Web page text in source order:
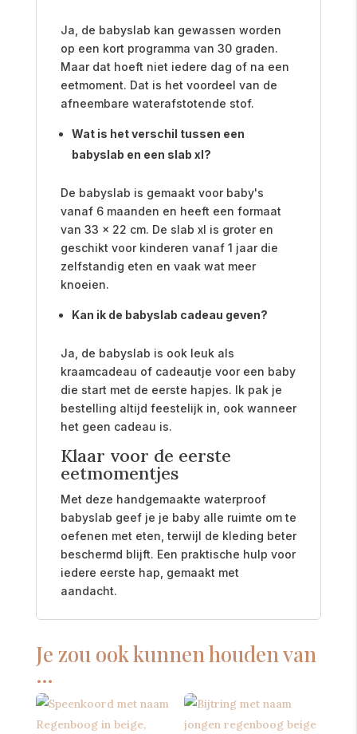
Ja, de babyslab kan gewassen worden
op een kort programma van 30 graden.
Maar dat hoeft niet iedere dag of na een
eetmoment. Dat is het voordeel van de
afneembare waterafstotende stof.
Wat is het verschil tussen een
babyslab en een slab xl?
De babyslab is gemaakt voor baby's
vanaf 6 maanden en heeft een formaat
van 33 x 22 cm. De slab xl is groter en
geschikt voor kinderen vanaf 1 jaar die
zelfstandig eten en vaak wat meer
knoeien.
Kan ik de babyslab cadeau geven?
Ja, de babyslab is ook leuk als
kraamcadeau of cadeautje voor een baby
die start met de eerste hapjes. Ik pak je
bestelling altijd feestelijk in, ook wanneer
het geen cadeau is.
Klaar voor de eerste
eetmomentjes
Met deze handgemaakte waterproof
babyslab geef je je baby alle ruimte om te
oefenen met eten, terwijl de kleding beter
beschermd blijft. Een praktische hulp voor
iedere eerste hap, gemaakt met
aandacht.
Je zou ook kunnen houden van
…